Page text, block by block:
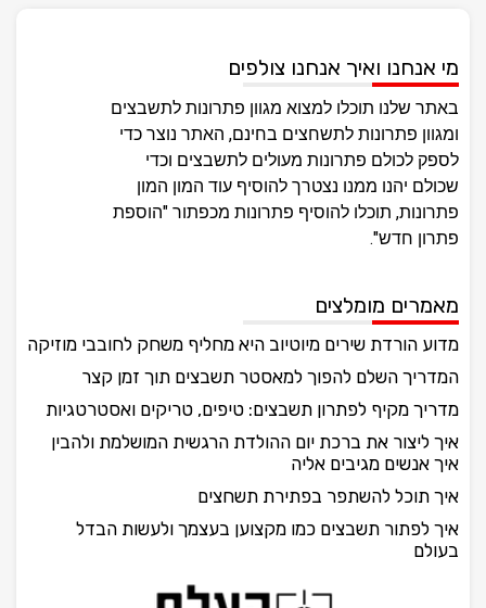
מי אנחנו ואיך אנחנו צולפים
באתר שלנו תוכלו למצוא מגוון פתרונות לתשבצים
ומגוון פתרונות לתשחצים בחינם, האתר נוצר כדי
לספק לכולם פתרונות מעולים לתשבצים וכדי
שכולם יהנו ממנו נצטרך להוסיף עוד המון המון
פתרונות, תוכלו להוסיף פתרונות מכפתור "הוספת
פתרון חדש".
מאמרים מומלצים
מדוע הורדת שירים מיוטיוב היא מחליף משחק לחובבי מוזיקה
המדריך השלם להפוך למאסטר תשבצים תוך זמן קצר
מדריך מקיף לפתרון תשבצים: טיפים, טריקים ואסטרטגיות
איך ליצור את ברכת יום ההולדת הרגשית המושלמת ולהבין
איך אנשים מגיבים אליה
איך תוכל להשתפר בפתירת תשחצים
איך לפתור תשבצים כמו מקצוען בעצמך ולעשות הבדל
בעולם